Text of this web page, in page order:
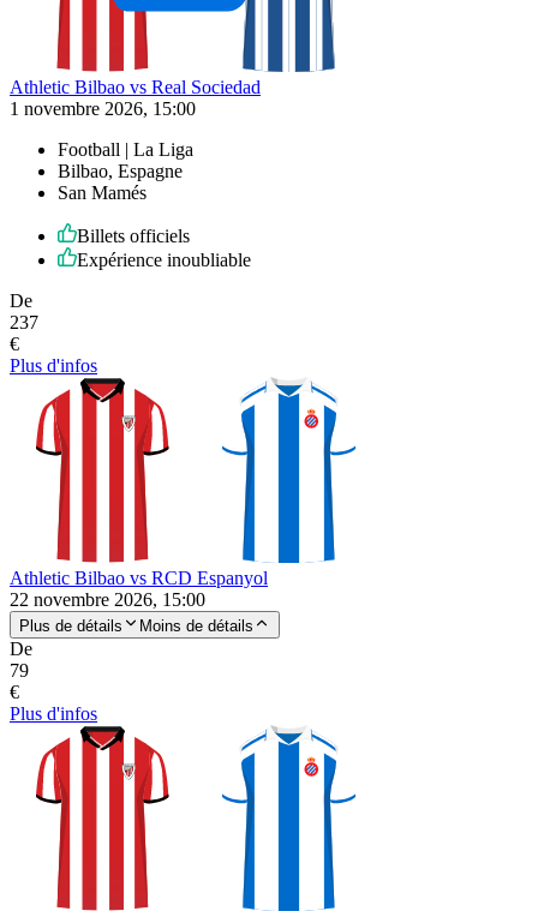
Athletic Bilbao vs Real Sociedad
1 novembre 2026, 15:00
Football | La Liga
Bilbao, Espagne
San Mamés
Billets officiels
Expérience inoubliable
De
237
€
Plus d'infos
Athletic Bilbao vs RCD Espanyol
22 novembre 2026, 15:00
Plus de détails Moins de détails
De
79
€
Plus d'infos